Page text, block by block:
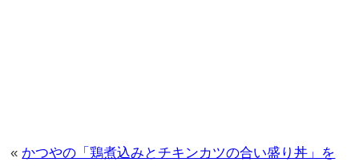
« かつやの「鶏煮込みとチキンカツの合い盛り丼」を